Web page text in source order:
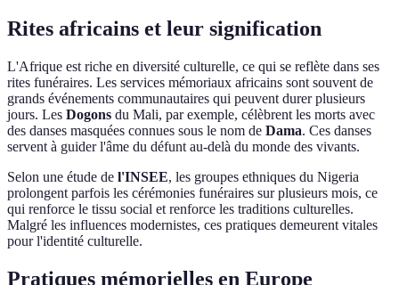
Rites africains et leur signification
L'Afrique est riche en diversité culturelle, ce qui se reflète dans ses
rites funéraires. Les services mémoriaux africains sont souvent de
grands événements communautaires qui peuvent durer plusieurs
jours. Les Dogons du Mali, par exemple, célèbrent les morts avec
des danses masquées connues sous le nom de Dama. Ces danses
servent à guider l'âme du défunt au-delà du monde des vivants.
Selon une étude de l'INSEE, les groupes ethniques du Nigeria
prolongent parfois les cérémonies funéraires sur plusieurs mois, ce
qui renforce le tissu social et renforce les traditions culturelles.
Malgré les influences modernistes, ces pratiques demeurent vitales
pour l'identité culturelle.
Pratiques mémorielles en Europe